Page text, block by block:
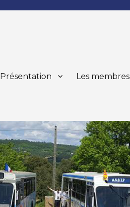
Présentation Les membres